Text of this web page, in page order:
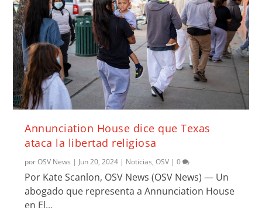
Annunciation House dice que Texas
ataca la libertad religiosa
porOSV News | Jun 20, 2024 | Noticias,OSV |0
Por Kate Scanlon, OSV News (OSV News) — Un
abogado que representa a Annunciation House
en El...